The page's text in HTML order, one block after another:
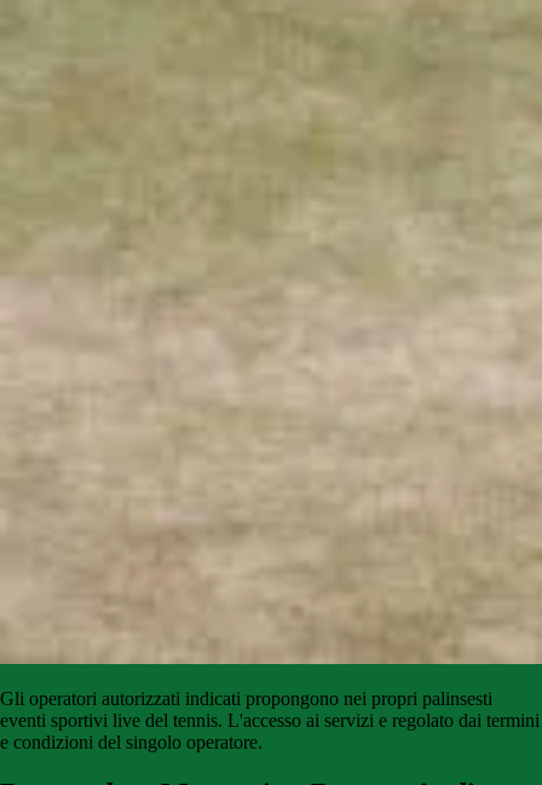
Gli operatori autorizzati indicati propongono nei propri palinsesti
eventi sportivi live del tennis. L'accesso ai servizi e regolato dai termini
e condizioni del singolo operatore.